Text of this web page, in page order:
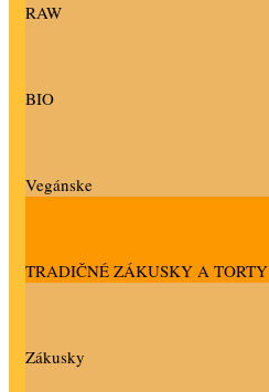
RAW
BIO
Vegánske
TRADIČNÉ ZÁKUSKY A TORTY
Zákusky